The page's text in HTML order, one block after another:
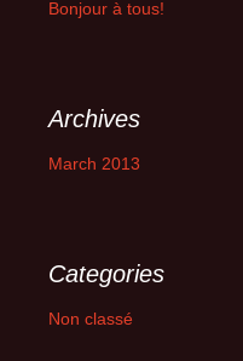
Bonjour à tous!
Archives
March 2013
Categories
Non classé